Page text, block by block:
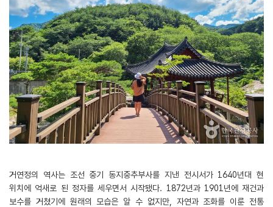
거연정의 역사는 조선 중기 동지중추부사를 지낸 전시서가 1640년대 현
위치에 억새로 된 정자를 세우면서 시작됐다. 1872년과 1901년에 재건과
보수를 거쳤기에 원래의 모습은 알 수 없지만, 자연과 조화를 이룬 전통